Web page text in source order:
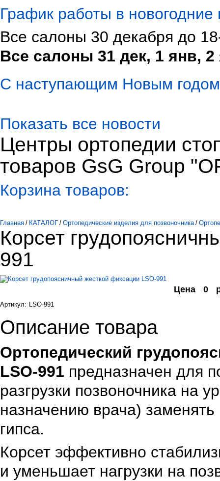
График работы в новогодние
Все салоны 30 декабря до
Все салоны 31 дек, 1 янв,
С наступающим Новым
Показать все новости
Центры ортопедии
товаров GsG Group
Корзина товаров:
Главная / КАТАЛОГ / Ортопедические изделия для позвоночника /
Корсет
991
Цена 0
Артикул: LSO-991
Описание товара
Ортопедический
LSO-991 предназначен для
разгрузки позвоночника на
назначению врача)
гипса.
Корсет эффективно
и уменьшает нагрузки на